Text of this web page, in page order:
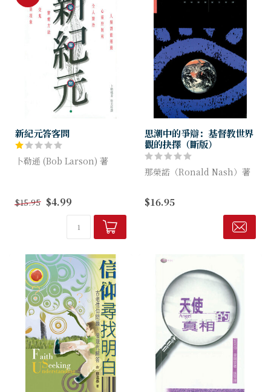
新紀元答客問
卜勒遜 (Bob Larson) 著
新紀元的各種現象，更以答問
方式提出清晰明確的解答，而
$15.95 $4.99
思潮中的爭辯：基督教世界
觀的抉擇（斷版）
那榮諾（Ronald Nash）著
基督教作理性辯護。這方法強
調信仰是一個整全的系統，可
為宇宙人生提供全面的解釋，
$16.95